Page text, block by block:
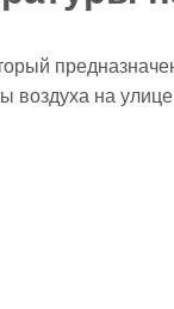
воздуха на